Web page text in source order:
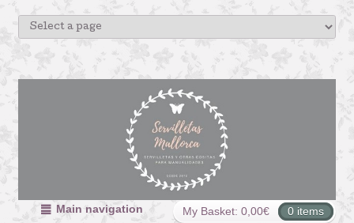
My Basket: 0,00€ 0 items
Main navigation